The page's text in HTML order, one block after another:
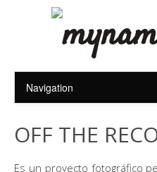
OFF THE
Es un proyecto fotográfico